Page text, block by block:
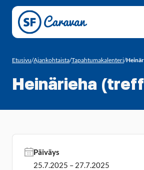
Siirry sivun sisältöön
Etusivu/Ajankohtaista/Tapahtumakalenteri/
Heinärieha
Päiväys
25.7.2025 – 27.7.2025